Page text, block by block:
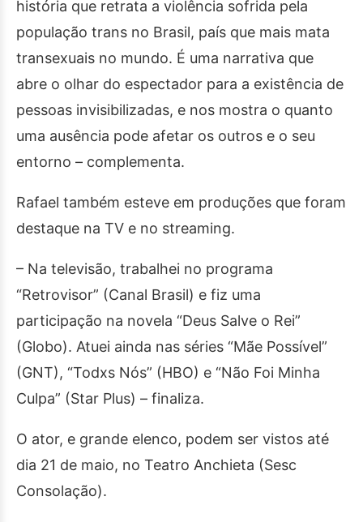
história que retrata a violência sofrida pela
população trans no Brasil, país que mais mata
transexuais no mundo. É uma narrativa que
abre o olhar do espectador para a existência de
pessoas invisibilizadas, e nos mostra o quanto
uma ausência pode afetar os outros e o seu
entorno – complementa.
Rafael também esteve em produções que foram
destaque na TV e no streaming.
– Na televisão, trabalhei no programa
“Retrovisor” (Canal Brasil) e fiz uma
participação na novela “Deus Salve o Rei”
(Globo). Atuei ainda nas séries “Mãe Possível”
(GNT), “Todxs Nós” (HBO) e “Não Foi Minha
Culpa” (Star Plus) – finaliza.
O ator, e grande elenco, podem ser vistos até
dia 21 de maio, no Teatro Anchieta (Sesc
Consolação).